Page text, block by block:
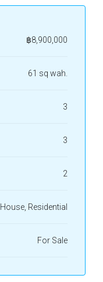
฿8,900,000
61 sq wah.
3
3
2
House, Residential
For Sale